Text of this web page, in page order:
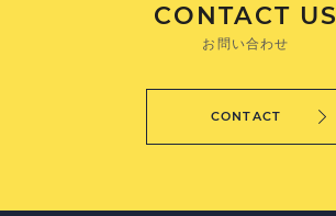
CONTACT US
お問い合わせ
CONTACT